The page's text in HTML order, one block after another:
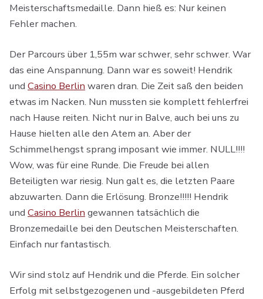
Meisterschaftsmedaille. Dann hieß es: Nur keinen
Fehler machen.
Der Parcours über 1,55m war schwer, sehr schwer. War
das eine Anspannung. Dann war es soweit! Hendrik
und Casino Berlin waren dran. Die Zeit saß den beiden
etwas im Nacken. Nun mussten sie komplett fehlerfrei
nach Hause reiten. Nicht nur in Balve, auch bei uns zu
Hause hielten alle den Atem an. Aber der
Schimmelhengst sprang imposant wie immer. NULL!!!!
Wow, was für eine Runde. Die Freude bei allen
Beteiligten war riesig. Nun galt es, die letzten Paare
abzuwarten. Dann die Erlösung. Bronze!!!!! Hendrik
und Casino Berlin gewannen tatsächlich die
Bronzemedaille bei den Deutschen Meisterschaften.
Einfach nur fantastisch.
Wir sind stolz auf Hendrik und die Pferde. Ein solcher
Erfolg mit selbstgezogenen und -ausgebildeten Pferd